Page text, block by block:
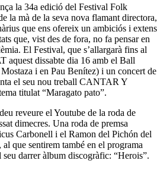
la 34a edició del Festival Folk
la mà de la seva nova flamant directora,
que ens ofereix un ambiciós i extens
que, vist des de fora, no fa pensar en
El Festival, que s’allargarà fins al
aquest dissabte dia 16 amb el Ball
i en Pau Benítez) i un concert de
el seu nou treball CANTAR Y
titulat “Maragato pato”.
reveure el Youtube de la roda de
dimecres. Una roda de premsa
Carbonell i el Ramon del Pichón del
que sentirem també en el programa
darrer àlbum discogràfic: “Herois”.